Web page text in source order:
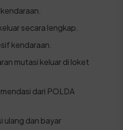
secara lengkap.
kendaraan.
mutasi keluar di loket
dari POLDA
ulang dan bayar